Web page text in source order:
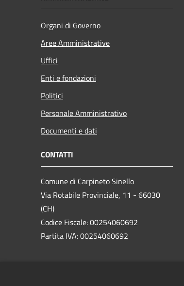
Organi di Governo
Aree Amministrative
Uffici
Enti e fondazioni
Politici
Personale Amministrativo
Documenti e dati
CONTATTI
Comune di Carpineto Sinello
Via Rotabile Provinciale, 11 - 66030
(CH)
Codice Fiscale: 00254060692
Partita IVA: 00254060692